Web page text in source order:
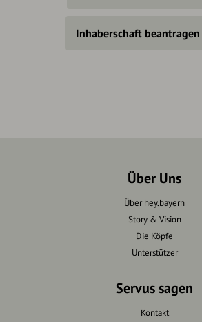
Inhaberschaft beantragen
Über Uns
Über hey.bayern
Story & Vision
Die Köpfe
Unterstützer
Servus sagen
Kontakt